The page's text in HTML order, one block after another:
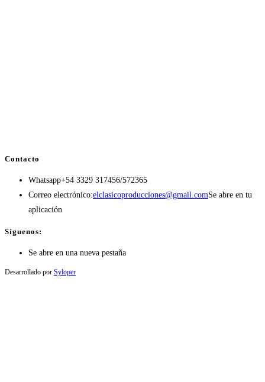
Contacto
Whatsapp+54 3329 317456/572365
Correo electrónico:elclasicoproducciones@gmail.comSe abre en tu
aplicación
Síguenos:
Se abre en una nueva pestaña
Desarrollado por Syloper